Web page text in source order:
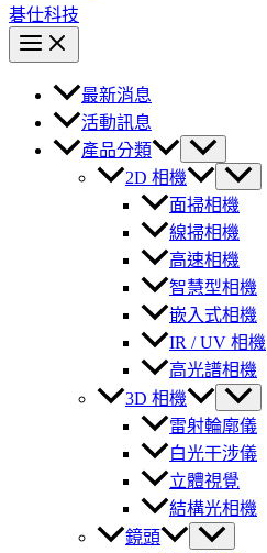
碁仕科技
最新消息
活動訊息
產品分類
2D 相機
面掃相機
線掃相機
高速相機
智慧型相機
嵌入式相機
IR / UV 相機
高光譜相機
3D 相機
雷射輪廓儀
白光干涉儀
立體視覺
結構光相機
鏡頭